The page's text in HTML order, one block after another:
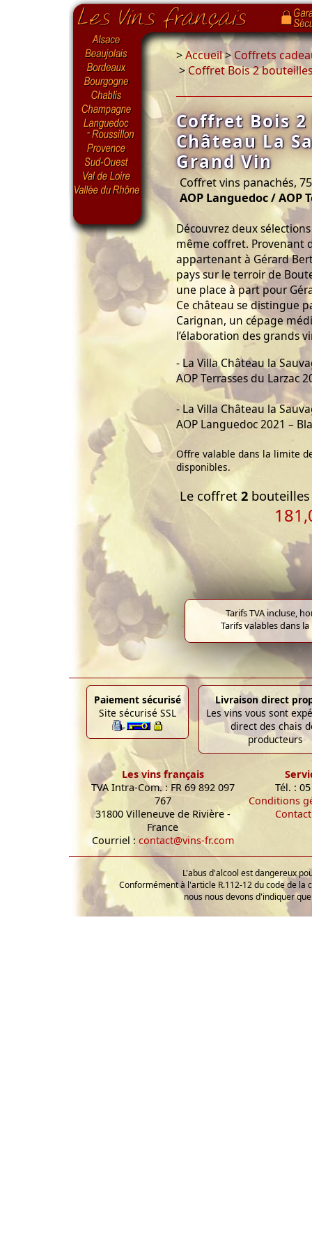
>Accueil>Coffrets
> Coffret Bois 2
Coffret Bois
Château La
Grand Vin
Coffret vins panachés,
AOP Languedoc / AOP
Découvrez deux
même coffret. Provenant
appartenant à Gérard
pays sur le terroir de
une place à part pour
Ce château se distingue
Carignan, un cépage
l’élaboration des grands
- La Villa Château la
AOP Terrasses du Larzac
- La Villa Château la
AOP Languedoc 2021 –
Offre valable dans la limite
disponibles.
Le coffret 2
Tarifs TVA incluse,
Tarifs valables dans
Paiement sécurisé
Site sécurisé SSL
Livraison direct
Les vins vous sont
direct des chais
producteurs
Les vins français
TVA Intra-Com. : FR 69 892 097
767
31800 Villeneuve de Rivière -
France
Courriel : contact@vins-fr.com
Tél. :
Conditions
Contact
L'abus d'alcool est dangereux
Conformément à l'article R.112-12 du code de la
nous nous devons d'indiquer